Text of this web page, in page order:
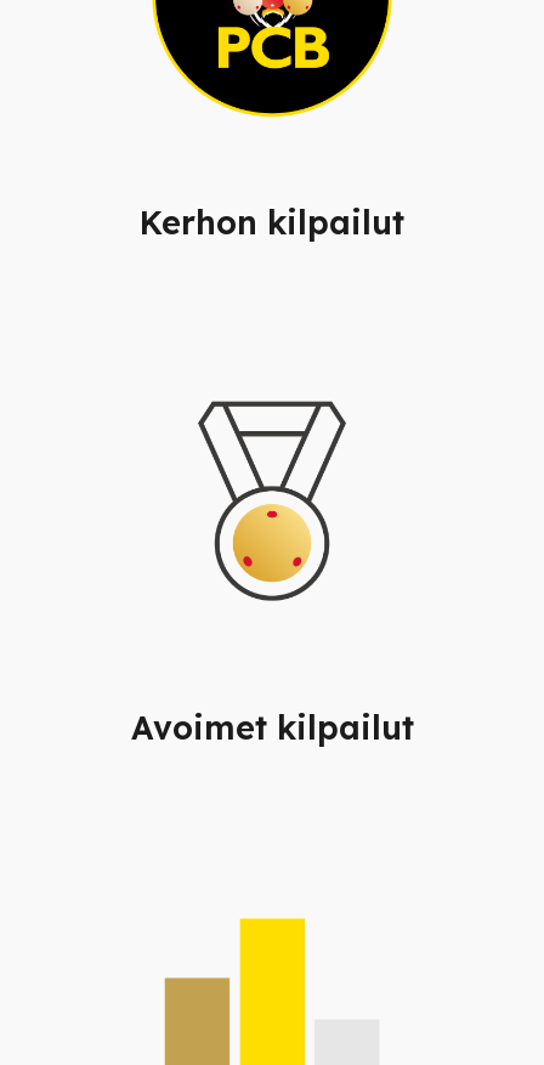
Kerhon kilpailut
Avoimet kilpailut